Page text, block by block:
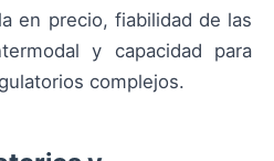
en precio, fiabilidad de las
y capacidad para
complejos.